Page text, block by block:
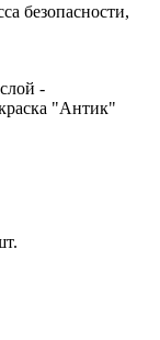
безопасности,
-
"Антик"